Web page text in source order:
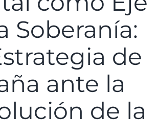
Soberanía:
de
ante la
de la